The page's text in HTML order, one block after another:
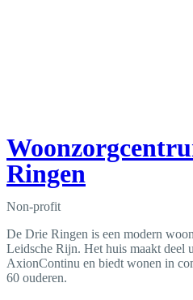
Ringen
Non-profit
De Drie Ringen is een modern
Leidsche Rijn. Het huis maakt deel
AxionContinu en biedt wonen in
60 ouderen.